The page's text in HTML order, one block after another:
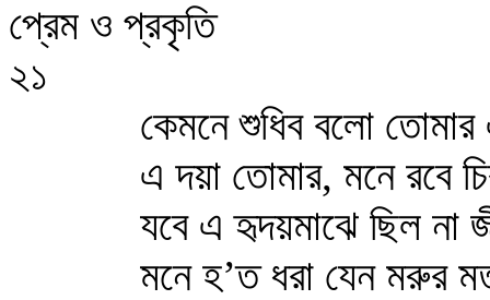
প্রেম ও প্রকৃতি
২১
কেমনে শুধিব বলো
এ দয়া তোমার, মনে রবে
যবে এ হৃদয়মাঝে ছিল না
মনে হ’ত ধরা যেন মরুর